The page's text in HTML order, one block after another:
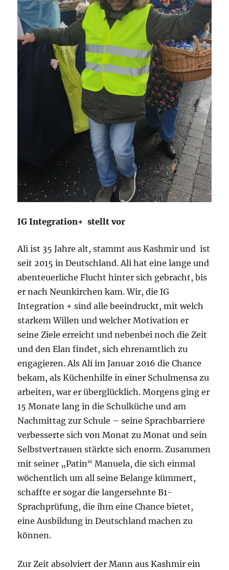
IG Integration+ stellt vor
Ali ist 35 Jahre alt, stammt aus Kashmir und ist
seit 2015 in Deutschland. Ali hat eine lange und
abenteuerliche Flucht hinter sich gebracht, bis
er nach Neunkirchen kam. Wir, die IG
Integration + sind alle beeindruckt, mit welch
starkem Willen und welcher Motivation er
seine Ziele erreicht und nebenbei noch die Zeit
und den Elan findet, sich ehrenamtlich zu
engagieren. Als Ali im Januar 2016 die Chance
bekam, als Küchenhilfe in einer Schulmensa zu
arbeiten, war er überglücklich. Morgens ging er
15 Monate lang in die Schulküche und am
Nachmittag zur Schule – seine Sprachbarriere
verbesserte sich von Monat zu Monat und sein
Selbstvertrauen stärkte sich enorm. Zusammen
mit seiner „Patin“ Manuela, die sich einmal
wöchentlich um all seine Belange kümmert,
schaffte er sogar die langersehnte B1-
Sprachprüfung, die ihm eine Chance bietet,
eine Ausbildung in Deutschland machen zu
können.
Zur Zeit absolviert der Mann aus Kashmir ein